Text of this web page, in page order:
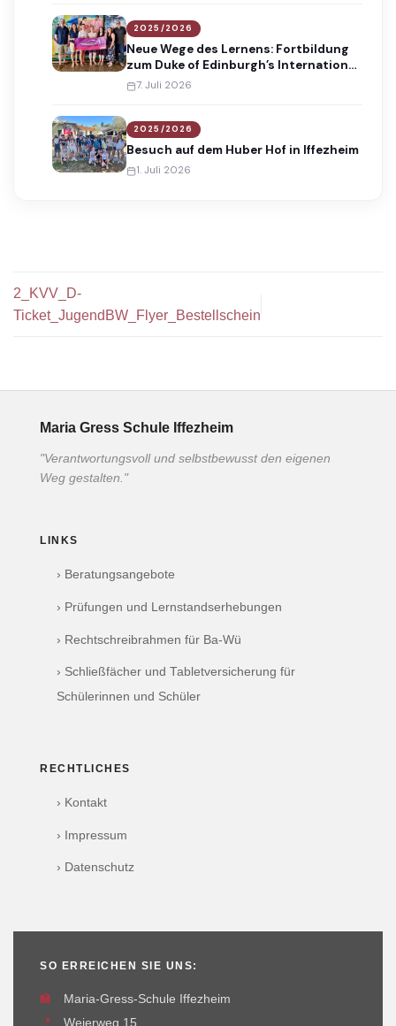
2025/2026
Neue Wege des Lernens: Fortbildung
zum Duke of Edinburgh’s International
Award
7. Juli 2026
2025/2026
Besuch auf dem Huber Hof in Iffezheim
1. Juli 2026
2_KVV_D-
Ticket_JugendBW_Flyer_Bestellschein
Maria Gress Schule Iffezheim
"Verantwortungsvoll und selbstbewusst den eigenen
Weg gestalten."
LINKS
› Beratungsangebote
› Prüfungen und Lernstandserhebungen
› Rechtschreibrahmen für Ba-Wü
› Schließfächer und Tabletversicherung für
Schülerinnen und Schüler
RECHTLICHES
› Kontakt
› Impressum
› Datenschutz
SO ERREICHEN SIE UNS:
🏫
Maria-Gress-Schule Iffezheim
📍
Weierweg 15